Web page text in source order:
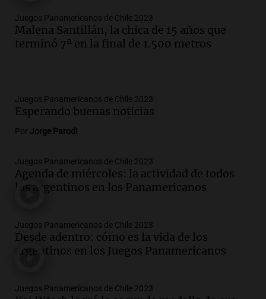
Juegos Panamericanos de Chile 2023
Malena Santillán, la chica de 15 años que
terminó 7ª en la final de 1.500 metros
Juegos Panamericanos de Chile 2023
Esperando buenas noticias
Por Jorge Parodi
Juegos Panamericanos de Chile 2023
Agenda de miércoles: la actividad de todos
los argentinos en los Panamericanos
Juegos Panamericanos de Chile 2023
Desde adentro: cómo es la vida de los
argentinos en los Juegos Panamericanos
Juegos Panamericanos de Chile 2023